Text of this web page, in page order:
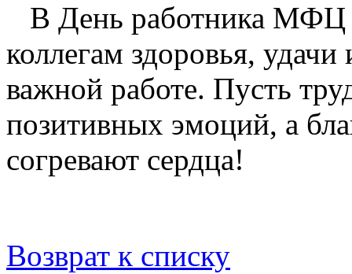
В День работника МФЦ
коллегам здоровья,
важной работе. Пусть
позитивных эмоций, а
согревают сердца!
Возврат к списку